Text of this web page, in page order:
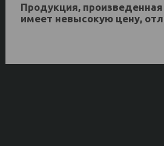
Продукция, произведенная
имеет невысокую цену,